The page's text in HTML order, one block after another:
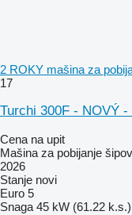
2 ROKY mašina za
17
Turchi 300F - NOVÝ
Cena na upit
Mašina za pobijanje
2026
Stanje novi
Euro 5
Snaga 45 kW (61.22 k.s.)